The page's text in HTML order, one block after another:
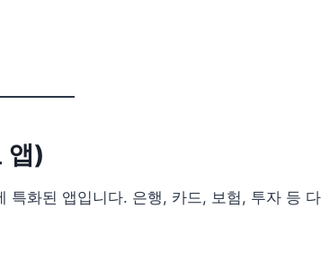
앱)
특화된 앱입니다. 은행, 카드, 보험, 투자 등 다